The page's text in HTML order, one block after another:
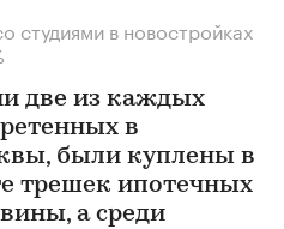
студиями в новостройках
две из каждых
в
были куплены в
трешек ипотечных
а среди